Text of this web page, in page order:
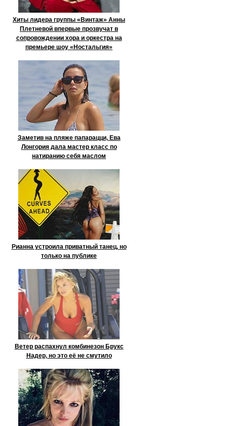
Хиты лидера группы «Винтаж» Анны
Плетневой впервые прозвучат в
сопровождении хора и оркестра на
премьере шоу «Ностальгия»
Заметив на пляже папарацци, Ева
Лонгория дала мастер класс по
натиранию себя маслом
Рианна устроила приватный танец, но
только на публике
Ветер распахнул комбинезон Брукс
Надер, но это её не смутило